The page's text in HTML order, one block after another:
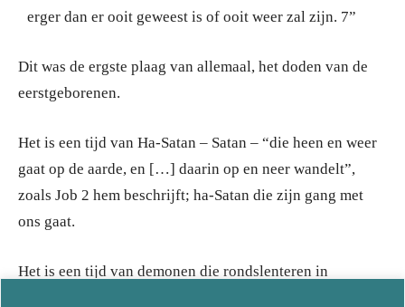
erger dan er ooit geweest is of ooit weer zal zijn. 7”
Dit was de ergste plaag van allemaal, het doden van de
eerstgeborenen.
Het is een tijd van Ha-Satan – Satan – “die heen en weer
gaat op de aarde, en […] daarin op en neer wandelt”,
zoals Job 2 hem beschrijft; ha-Satan die zijn gang met
ons gaat.
Het is een tijd van demonen die rondslenteren in